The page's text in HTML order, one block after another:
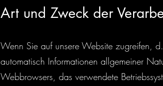
Art und Zweck der
Wenn Sie auf unsere Website zugreifen,
automatisch Informationen allgemeiner
Webbrowsers, das verwendete